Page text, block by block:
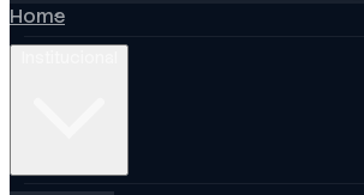
Home